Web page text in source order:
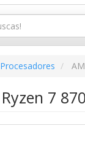
Procesadores
7